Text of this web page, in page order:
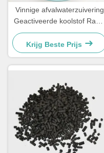
Vinnige afvalwaterzuivering
Geactiveerde koolstof Rauw
hout Poedergeactiveerde
koolstof
Krijg Beste Prijs